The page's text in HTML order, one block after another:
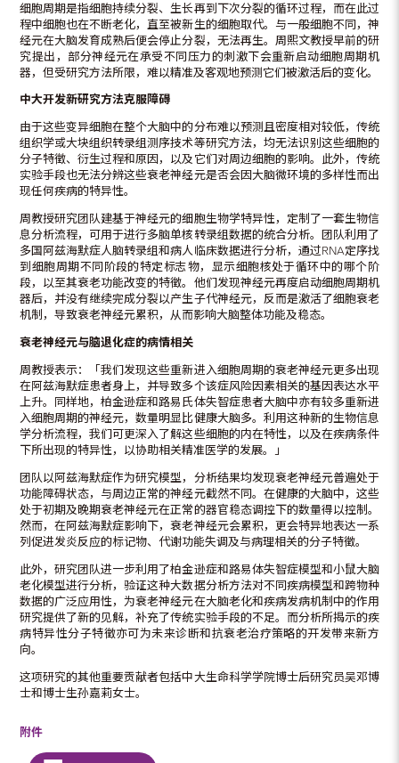
细胞周期是指细胞持续分裂、生长再到下次分裂的循环过程，而在此过
程中细胞也在不断老化，直至被新生的细胞取代。与一般细胞不同，神
经元在大脑发育成熟后便会停止分裂，无法再生。周熙文教授早前的研
究提出，部分神经元在承受不同压力的刺激下会重新启动细胞周期机
器，但受研究方法所限，难以精准及客观地预测它们被激活后的变化。
中大开发新研究方法克服障碍
由于这些变异细胞在整个大脑中的分布难以预测且密度相对较低，传统
组织学或大块组织转录组测序技术等研究方法，均无法识别这些细胞的
分子特徵、衍生过程和原因，以及它们对周边细胞的影响。此外，传统
实验手段也无法分辨这些衰老神经元是否会因大脑微环境的多样性而出
现任何疾病的特异性。
周教授研究团队建基于神经元的细胞生物学特异性，定制了一套生物信
息分析流程，可用于进行多脑单核转录组数据的统合分析。团队利用了
多国阿兹海默症人脑转录组和病人临床数据进行分析，通过RNA定序找
到细胞周期不同阶段的特定标志物，显示细胞核处于循环中的哪个阶
段，以至其衰老功能改变的特徵。他们发现神经元再度启动细胞周期机
器后，并没有继续完成分裂以产生子代神经元，反而是激活了细胞衰老
机制，导致衰老神经元累积，从而影响大脑整体功能及稳态。
衰老神经元与脑退化症的病情相关
周教授表示：「我们发现这些重新进入细胞周期的衰老神经元更多出现
在阿兹海默症患者身上，并导致多个该症风险因素相关的基因表达水平
上升。同样地，柏金逊症和路易氏体失智症患者大脑中亦有较多重新进
入细胞周期的神经元，数量明显比健康大脑多。利用这种新的生物信息
学分析流程，我们可更深入了解这些细胞的内在特性，以及在疾病条件
下所出现的特异性，以协助相关精准医学的发展。」
团队以阿兹海默症作为研究模型，分析结果均发现衰老神经元普遍处于
功能障碍状态，与周边正常的神经元截然不同。在健康的大脑中，这些
处于初期及晚期衰老神经元在正常的器官稳态调控下的数量得以控制。
然而，在阿兹海默症影响下，衰老神经元会累积，更会特异地表达一系
列促进发炎反应的标记物、代谢功能失调及与病理相关的分子特徵。
此外，研究团队进一步利用了柏金逊症和路易体失智症模型和小鼠大脑
老化模型进行分析，验证这种大数据分析方法对不同疾病模型和跨物种
数据的广泛应用性，为衰老神经元在大脑老化和疾病发病机制中的作用
研究提供了新的见解，补充了传统实验手段的不足。而分析所揭示的疾
病特异性分子特徵亦可为未来诊断和抗衰老治疗策略的开发带来新方
向。
这项研究的其他重要贡献者包括中大生命科学学院博士后研究员吴邓博
士和博士生孙嘉莉女士。
附件